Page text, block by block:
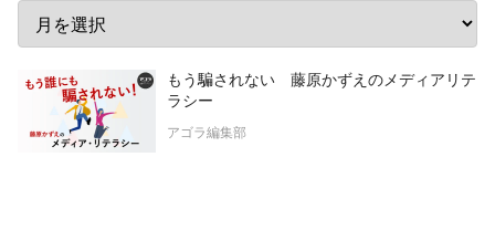
もう騙されない 藤原かずえのメディアリテ
ラシー
アゴラ編集部